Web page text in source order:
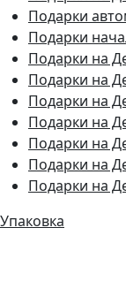
Подарки
Подарки
Подарки на
Подарки на
Подарки на
Подарки на
Подарки на
Подарки на
Подарки на
Упаковка